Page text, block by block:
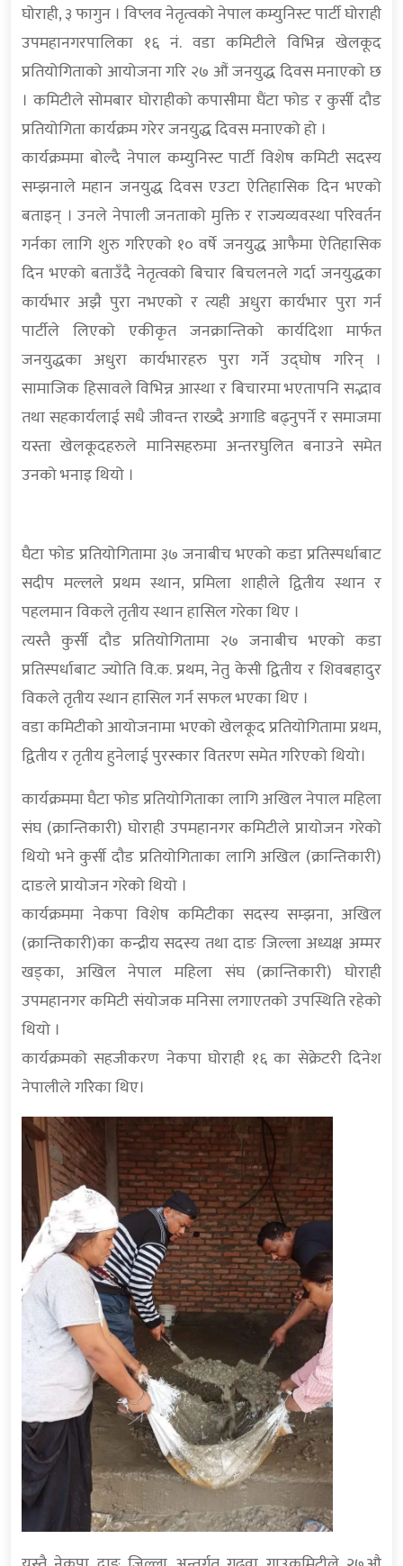
घोराही, ३ फागुन । विप्लव नेतृत्वको नेपाल कम्युनिस्ट पार्टी घोराही
उपमहानगरपालिका १६ नं. वडा कमिटीले विभिन्न खेलकूद
प्रतियोगिताको आयोजना गरि २७ औं जनयुद्ध दिवस मनाएको छ
। कमिटीले सोमबार घोराहीको कपासीमा घैंटा फोड र कुर्सी दौड
प्रतियोगिता कार्यक्रम गरेर जनयुद्ध दिवस मनाएको हो ।
कार्यक्रममा बोल्दै नेपाल कम्युनिस्ट पार्टी विशेष कमिटी सदस्य
सम्झनाले महान जनयुद्ध दिवस एउटा ऐतिहासिक दिन भएको
बताइन् । उनले नेपाली जनताको मुक्ति र राज्यव्यवस्था परिवर्तन
गर्नका लागि शुरु गरिएको १० वर्षे जनयुद्ध आफैमा ऐतिहासिक
दिन भएको बताउँदै नेतृत्वको बिचार बिचलनले गर्दा जनयुद्धका
कार्यभार अझै पुरा नभएको र त्यही अधुरा कार्यभार पुरा गर्न
पार्टीले लिएको एकीकृत जनक्रान्तिको कार्यदिशा मार्फत
जनयुद्धका अधुरा कार्यभारहरु पुरा गर्ने उद्घोष गरिन् ।
सामाजिक हिसावले विभिन्न आस्था र बिचारमा भएतापनि सद्भाव
तथा सहकार्यलाई सधै जीवन्त राख्दै अगाडि बढ्नुपर्ने र समाजमा
यस्ता खेलकूदहरुले मानिसहरुमा अन्तरघुलित बनाउने समेत
उनको भनाइ थियो ।
घैटा फोड प्रतियोगितामा ३७ जनाबीच भएको कडा प्रतिस्पर्धाबाट
सदीप मल्लले प्रथम स्थान, प्रमिला शाहीले द्वितीय स्थान र
पहलमान विकले तृतीय स्थान हासिल गरेका थिए ।
त्यस्तै कुर्सी दौड प्रतियोगितामा २७ जनाबीच भएको कडा
प्रतिस्पर्धाबाट ज्योति वि.क. प्रथम, नेतु केसी द्वितीय र शिवबहादुर
विकले तृतीय स्थान हासिल गर्न सफल भएका थिए ।
वडा कमिटीको आयोजनामा भएको खेलकूद प्रतियोगितामा प्रथम,
द्वितीय र तृतीय हुनेलाई पुरस्कार वितरण समेत गरिएको थियो।
कार्यक्रममा घैटा फोड प्रतियोगिताका लागि अखिल नेपाल महिला
संघ (क्रान्तिकारी) घोराही उपमहानगर कमिटीले प्रायोजन गरेको
थियो भने कुर्सी दौड प्रतियोगिताका लागि अखिल (क्रान्तिकारी)
दाङले प्रायोजन गरेको थियो ।
कार्यक्रममा नेकपा विशेष कमिटीका सदस्य सम्झना, अखिल
(क्रान्तिकारी)का कन्द्रीय सदस्य तथा दाङ जिल्ला अध्यक्ष अम्मर
खड्का, अखिल नेपाल महिला संघ (क्रान्तिकारी) घोराही
उपमहानगर कमिटी संयोजक मनिसा लगाएतको उपस्थिति रहेको
थियो ।
कार्यक्रमको सहजीकरण नेकपा घोराही १६ का सेक्रेटरी दिनेश
नेपालीले गरिेका थिए।